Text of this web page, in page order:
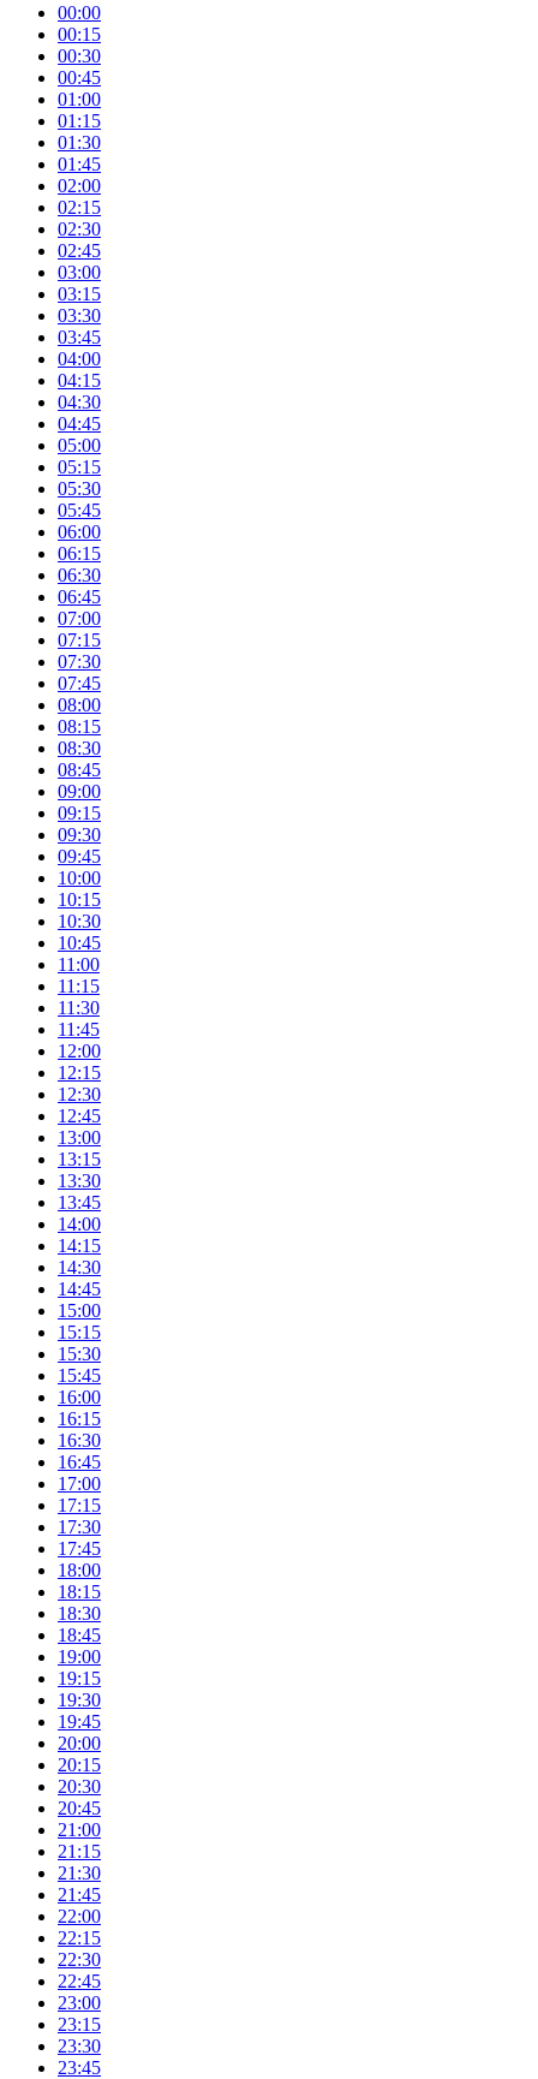
00:00
00:15
00:30
00:45
01:00
01:15
01:30
01:45
02:00
02:15
02:30
02:45
03:00
03:15
03:30
03:45
04:00
04:15
04:30
04:45
05:00
05:15
05:30
05:45
06:00
06:15
06:30
06:45
07:00
07:15
07:30
07:45
08:00
08:15
08:30
08:45
09:00
09:15
09:30
09:45
10:00
10:15
10:30
10:45
11:00
11:15
11:30
11:45
12:00
12:15
12:30
12:45
13:00
13:15
13:30
13:45
14:00
14:15
14:30
14:45
15:00
15:15
15:30
15:45
16:00
16:15
16:30
16:45
17:00
17:15
17:30
17:45
18:00
18:15
18:30
18:45
19:00
19:15
19:30
19:45
20:00
20:15
20:30
20:45
21:00
21:15
21:30
21:45
22:00
22:15
22:30
22:45
23:00
23:15
23:30
23:45